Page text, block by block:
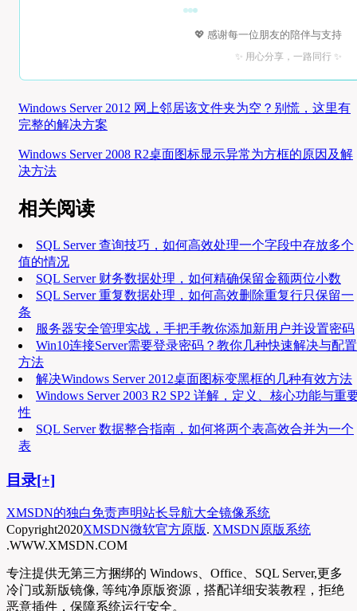
💖 感谢每一位朋友的陪伴与支持
✨ 用心分享，一路同行 ✨
Windows Server 2012 网上邻居该文件夹为空？别慌，这里有
完整的解决方案
Windows Server 2008 R2桌面图标显示异常为方框的原因及解
决方法
相关阅读
SQL Server 查询技巧，如何高效处理一个字段中存放多个
值的情况
SQL Server 财务数据处理，如何精确保留金额两位小数
SQL Server 重复数据处理，如何高效删除重复行只保留一
条
服务器安全管理实战，手把手教你添加新用户并设置密码
Win10连接Server需要登录密码？教你几种快速解决与配置
方法
解决Windows Server 2012桌面图标变黑框的几种有效方法
Windows Server 2003 R2 SP2 详解，定义、核心功能与重
性
SQL Server 数据整合指南，如何将两个表高效合并为一个
表
目录[+]
XMSDN的独白免责声明站长导航大全镜像系统
Copyright2020XMSDN微软官方原版. XMSDN原版系统
.WWW.XMSDN.COM
专注提供无第三方捆绑的 Windows、Office、SQL Server,更多
冷门或新版镜像, 等纯净原版资源，搭配详细安装教程，拒绝
恶意插件，保障系统运行安全。